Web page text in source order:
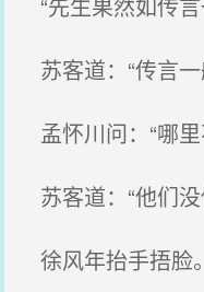
苏客道：“传言一
孟怀川问：“哪里
苏客道：“他们
徐风年抬手捂脸。